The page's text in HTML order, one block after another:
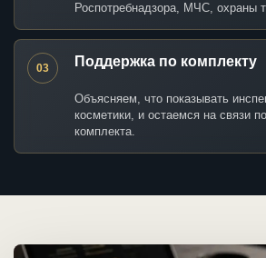
Роспотребнадзора, МЧС, охраны
03 Поддержка по комплекту
Объясняем, что показывать
косметики, и остаемся на связи
комплекта.